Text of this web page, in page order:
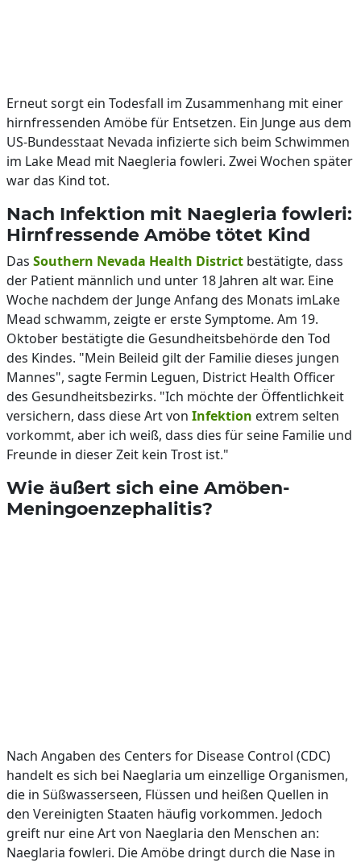
Erneut sorgt ein Todesfall im Zusammenhang mit einer
hirnfressenden Amöbe für Entsetzen. Ein Junge aus dem
US-Bundesstaat Nevada infizierte sich beim Schwimmen
im Lake Mead mit Naegleria fowleri. Zwei Wochen später
war das Kind tot.
Nach Infektion mit Naegleria fowleri:
Hirnfressende Amöbe tötet Kind
Das Southern Nevada Health District bestätigte, dass
der Patient männlich und unter 18 Jahren alt war. Eine
Woche nachdem der Junge Anfang des Monats imLake
Mead schwamm, zeigte er erste Symptome. Am 19.
Oktober bestätigte die Gesundheitsbehörde den Tod
des Kindes. "Mein Beileid gilt der Familie dieses jungen
Mannes", sagte Fermin Leguen, District Health Officer
des Gesundheitsbezirks. "Ich möchte der Öffentlichkeit
versichern, dass diese Art von Infektion extrem selten
vorkommt, aber ich weiß, dass dies für seine Familie und
Freunde in dieser Zeit kein Trost ist."
Wie äußert sich eine Amöben-
Meningoenzephalitis?
Nach Angaben des Centers for Disease Control (CDC)
handelt es sich bei Naeglaria um einzellige Organismen,
die in Süßwasserseen, Flüssen und heißen Quellen in
den Vereinigten Staaten häufig vorkommen. Jedoch
greift nur eine Art von Naeglaria den Menschen an:
Naeglaria fowleri. Die Amöbe dringt durch die Nase in